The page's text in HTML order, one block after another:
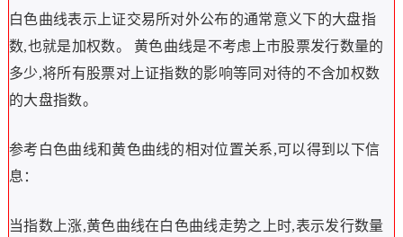
白色曲线表示上证交易所对外公布的通常意义下的大盘指
数,也就是加权数。 黄色曲线是不考虑上市股票发行数量的
多少,将所有股票对上证指数的影响等同对待的不含加权数
的大盘指数。
参考白色曲线和黄色曲线的相对位置关系,可以得到以下信
息：
当指数上涨,黄色曲线在白色曲线走势之上时,表示发行数量